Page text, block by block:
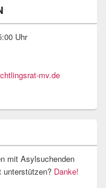
Uhr
mv.de
mit Asylsuchenden
unterstützen? Danke!